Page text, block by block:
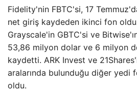
Fidelity'nin FBTC'si, 17
net giriş kaydeden ikinci fon oldu.
Grayscale'in GBTC'si ve
53,86 milyon dolar ve 6 milyon
kaydetti. ARK Invest ve
aralarında bulunduğu diğer yedi
oldu.